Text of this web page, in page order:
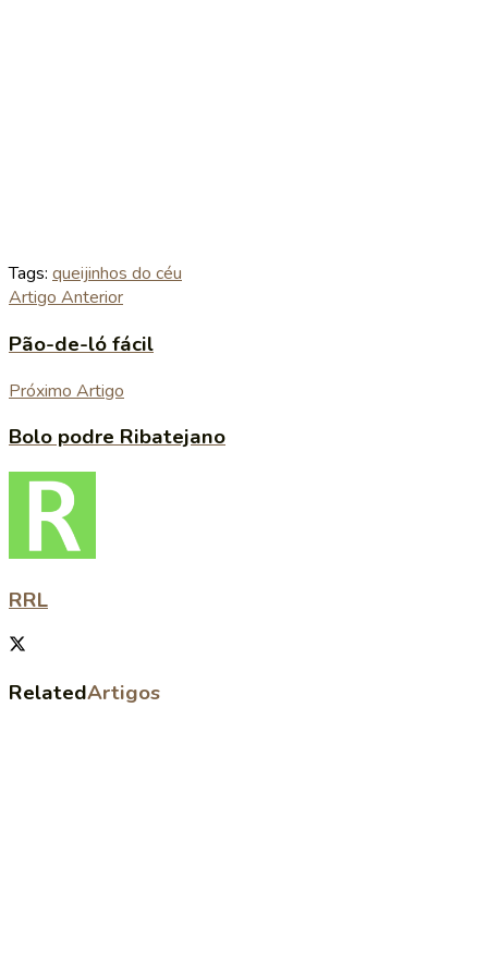
Tags: queijinhos do céu
Artigo Anterior
Pão-de-ló fácil
Próximo Artigo
Bolo podre Ribatejano
RRL
RelatedArtigos